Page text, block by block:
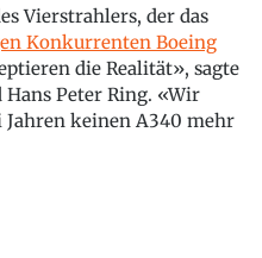
Vierstrahlers, der das
Konkurrenten Boeing
die Realität», sagte
Peter Ring. «Wir
Jahren keinen A340 mehr